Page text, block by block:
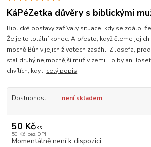
KáPéZetka důvěry s biblickými
Biblické postavy zažívaly situace, kdy se zdálo,
Že je to totální konec. A přesto, když čteme
mocně Bůh v jejich životech zasáhl. Z Josefa,
stal druhý nejmocnější muž v zemi. To by ani
chvílích, kdy... celý popis
Dostupnost není skladem
50 Kč/ks
50 Kč bez DPH
Momentálně není k dispozici